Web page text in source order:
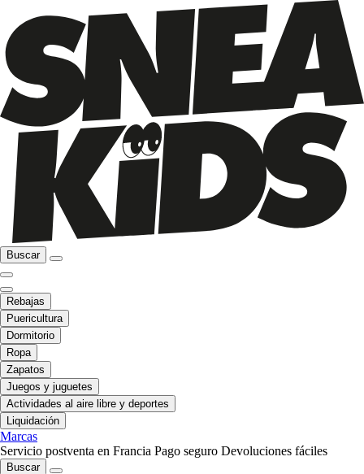
Buscar
Rebajas
Puericultura
Dormitorio
Ropa
Zapatos
Juegos y juguetes
Actividades al aire libre y deportes
Liquidación
Marcas
Servicio postventa en Francia Pago seguro Devoluciones fáciles
Buscar